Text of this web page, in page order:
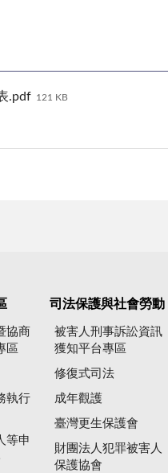
.pdf 121 KB
協商
區
執行
等申
司法保護與社會勞動
被害人刑事訴訟資訊
獲知平台專區
修復式司法
成年觀護
臺灣更生保護會
財團法人犯罪被害人
保護協會